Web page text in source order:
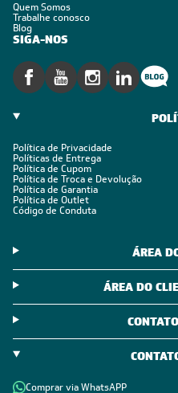
Quem Somos
Trabalhe conosco
Blog
SIGA-NOS
Política de Privacidade
Políticas de Entrega
Política de Cupom
Política de Troca e Devolução
Política de Garantia
Política de Outlet
Código de Conduta
ÁREA
ÁREA DO
Comprar via WhatsAPP